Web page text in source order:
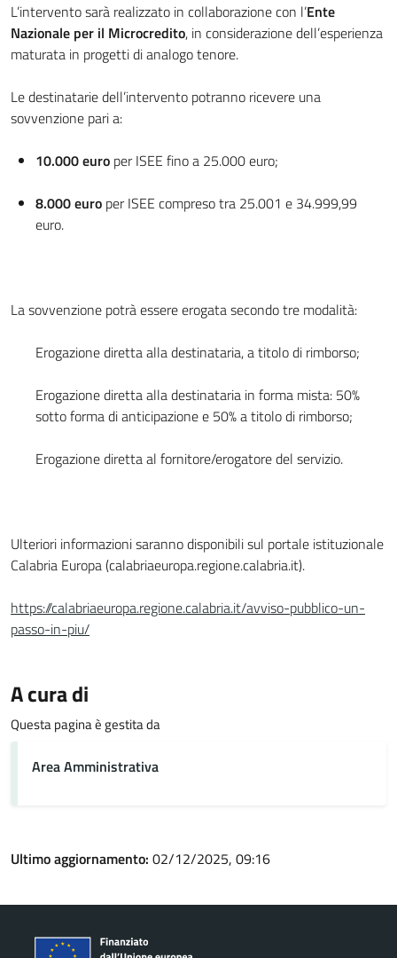
L’intervento sarà realizzato in collaborazione con l’Ente
Nazionale per il Microcredito, in considerazione dell’esperienza
maturata in progetti di analogo tenore.
Le destinatarie dell’intervento potranno ricevere una
sovvenzione pari a:
10.000 euro per ISEE fino a 25.000 euro;
8.000 euro per ISEE compreso tra 25.001 e 34.999,99
euro.
La sovvenzione potrà essere erogata secondo tre modalità:
Erogazione diretta alla destinataria, a titolo di rimborso;
Erogazione diretta alla destinataria in forma mista: 50%
sotto forma di anticipazione e 50% a titolo di rimborso;
Erogazione diretta al fornitore/erogatore del servizio.
Ulteriori informazioni saranno disponibili sul portale istituzionale
Calabria Europa (calabriaeuropa.regione.calabria.it).
https://calabriaeuropa.regione.calabria.it/avviso-pubblico-un-
passo-in-piu/
A cura di
Questa pagina è gestita da
Area Amministrativa
Ultimo aggiornamento: 02/12/2025, 09:16